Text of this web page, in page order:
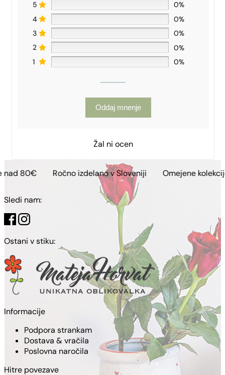
5
0%
4
0%
3
0%
2
0%
1
0%
Oddaj mnenje
Žal ni ocen
Ročno izdelano v Sloveniji Omejene kolekcije
Sledi nam:
Ostani v stiku:
Informacije
Podpora strankam
Dostava & vračila
Poslovna naročila
Hitre povezave